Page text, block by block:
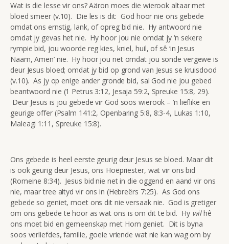
Wat is die lesse vir ons? Aäron moes die wierook altaar met
bloed smeer (v.10). Die les is dit: God hoor nie ons gebede
omdat ons ernstig, lank, of opreg bid nie. Hy antwoord nie
omdat jy gevas het nie. Hy hoor jou nie omdat jy ‘n sekere
rympie bid, jou woorde reg kies, kniel, huil, of sê ‘in Jesus
Naam, Amen’ nie. Hy hoor jou net omdat jou sonde vergewe is
deur Jesus bloed; omdat jy bid op grond van Jesus se kruisdood
(v.10). As jy op enige ander gronde bid, sal God nie jou gebed
beantwoord nie (1 Petrus 3:12, Jesaja 59:2, Spreuke 15:8, 29).
Deur Jesus is jou gebede vir God soos wierook – ‘n lieflike en
geurige offer (Psalm 141:2, Openbaring 5:8, 8:3-4, Lukas 1:10,
Maleagi 1:11, Spreuke 15:8).
Ons gebede is heel eerste geurig deur Jesus se bloed. Maar dit
is ook geurig deur Jesus, ons Hoëpriester, wat vir ons bid
(Romeine 8:34). Jesus bid nie net in die oggend en aand vir ons
nie, maar tree altyd vir ons in (Hebreërs 7:25). As God ons
gebede so geniet, moet ons dit nie versaak nie. God is gretiger
om ons gebede te hoor as wat ons is om dit te bid. Hy wilhê
ons moet bid en gemeenskap met Hom geniet. Dit is byna
soos verliefdes, familie, goeie vriende wat nie kan wag om by